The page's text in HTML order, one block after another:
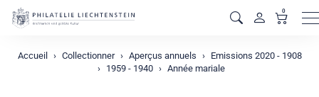
0
Accueil Collectionner Aperçus annuels
Emissions 2020 - 1908
1959 - 1940
Année mariale